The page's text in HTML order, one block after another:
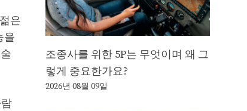
은
을
조종사를 위한 5P는 무엇이며 왜 그
렇게 중요한가요?
2026년 08월 09일